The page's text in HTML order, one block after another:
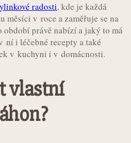
radosti, kde je každá
měsíci v roce a zaměřuje se na
právě nabízí a jaký to má
ní i léčebné recepty a také
v kuchyni i v domácnosti.
vlastní